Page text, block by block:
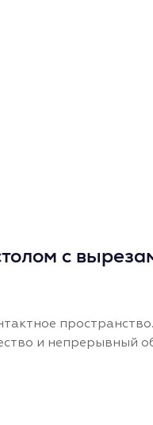
с
пространство.
и непрерывный